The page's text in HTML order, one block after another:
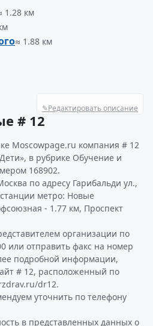
1.28 км
≈ 1.88 км
✎Редактировать описание
# 12
Moscowpage.ru компания # 12
в рубрике Обучение и
168902.
по адресу Гарибальди ул.,
метро: Новые
- 1.77 км, Проспект
организации по
или отправить факс на номер
подробной информации,
# 12, расположенный по
dr12.
уточнить по телефону
в представленных данных о